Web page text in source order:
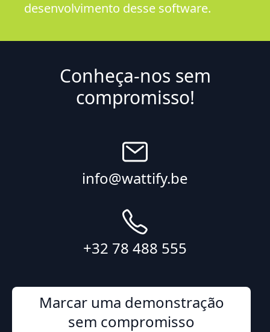
desenvolvimento desse software.
Conheça-nos sem
compromisso!
info@wattify.be
+32 78 488 555
Marcar uma demonstração
sem compromisso